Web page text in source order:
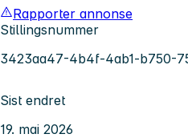
Rapporter annonse
Stillingsnummer
3423aa47-4b4f-4ab1-b750-
Sist endret
19. mai 2026